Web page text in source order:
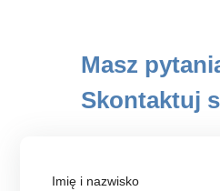
Masz
Skontaktuj
Imię i nazwisko